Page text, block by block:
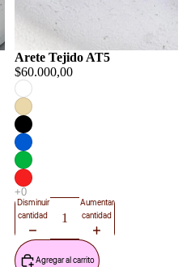
Arete Tejido AT5
$60.000,00
Disminuir
cantidad
Aumentar
cantidad
Agregar al carrito